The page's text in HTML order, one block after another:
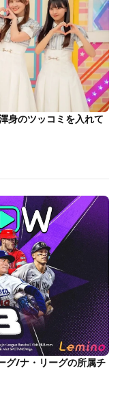
身のツッコミを入れて
グ/ナ・リーグの所属チ